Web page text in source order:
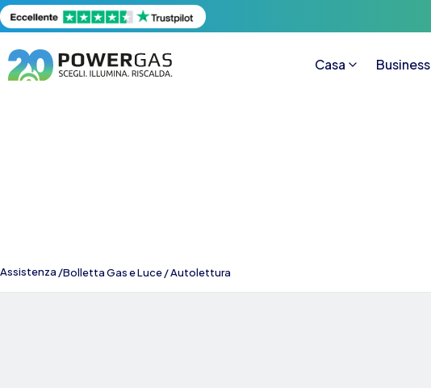
Casa Business
Assistenza /Bolletta Gas e Luce/Autolettura